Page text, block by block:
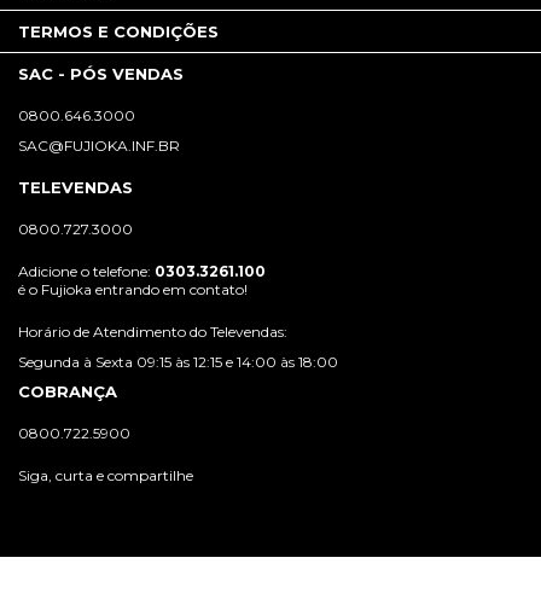
TERMOS E CONDIÇÕES
SAC - PÓS VENDAS
0800.646.3000
SAC@FUJIOKA.INF.BR
TELEVENDAS
0800.727.3000
Adicione o telefone: 0303.3261.100
é o Fujioka entrando em contato!
Horário de Atendimento do Televendas:
Segunda à Sexta 09:15 às 12:15 e 14:00 às 18:00
COBRANÇA
0800.722.5900
Siga, curta e compartilhe